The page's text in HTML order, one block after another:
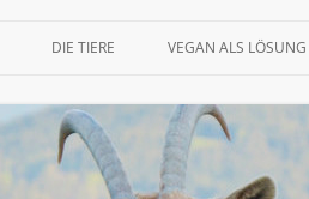
DIE TIERE
DIE GÄNSE
VEGAN ALS LÖSUNG
ALLGEMEINES